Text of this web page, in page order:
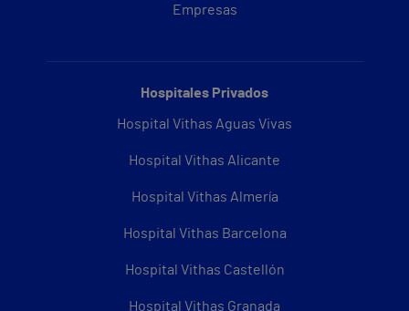
Empresas
Hospitales Privados
Hospital Vithas Aguas Vivas
Hospital Vithas Alicante
Hospital Vithas Almería
Hospital Vithas Barcelona
Hospital Vithas Castellón
Hospital Vithas Granada